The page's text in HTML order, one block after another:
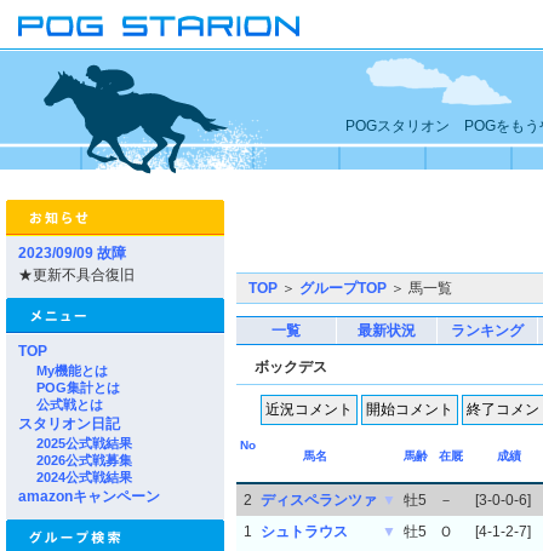
POGスタリオン POGをもう
2023/09/09 故障
★更新不具合復旧
TOP
My機能とは
POG集計とは
公式戦とは
スタリオン日記
2025公式戦結果
2026公式戦募集
2024公式戦結果
amazonキャンペーン
TOP ＞ グループTOP ＞ 馬一覧
一覧 最新状況 ランキング
ボックデス
No
馬名
馬齢 在厩 成績
2 ディスペランツァ ▼ 牡5 －
[3-0-0-6]
1
シュトラウス ▼ 牡5 Ｏ
[4-1-2-7]